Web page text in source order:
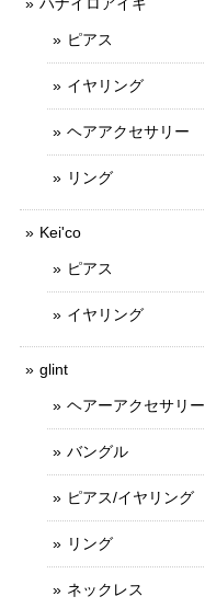
ハナイロアイキ
ピアス
イヤリング
ヘアアクセサリー
リング
Kei'co
ピアス
イヤリング
glint
ヘアーアクセサリー
バングル
ピアス/イヤリング
リング
ネックレス